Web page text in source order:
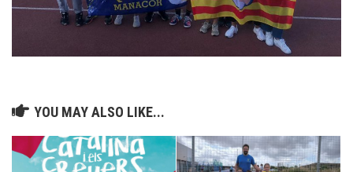
YOU MAY ALSO LIKE...